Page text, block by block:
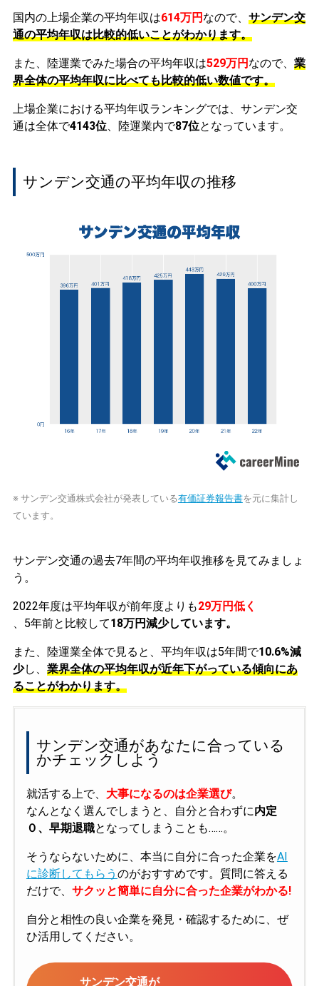
国内の上場企業の平均年収は614万円 なので、 サンデン交
通の平均年収は比較的低いことがわかります。
また、陸運業でみた場合の平均年収は529万円 なので、 業
界全体の平均年収に比べても比較的低い数値です。
上場企業における平均年収ランキングでは、サンデン交
通は全体で4143位、陸運業内で87位となっています。
サンデン交通の平均年収の推移
※ サンデン交通株式会社が発表している有価証券報告書を元に集計し
ています。
サンデン交通の過去7年間の平均年収推移を見てみましょ
う。
2022年度は平均年収が前年度よりも29万円低く
、5年前と比較して18万円減少しています。
また、陸運業全体で見ると、平均年収は5年間で10.6%減
少し、 業界全体の平均年収が近年下がっている傾向にあ
ることがわかります。
サンデン交通があなたに合っている
かチェックしよう
就活する上で、 大事になるのは企業選び。
なんとなく選んでしまうと、自分と合わずに内定
０、早期退職となってしまうことも……。
そうならないために、本当に自分に合った企業をAI
に診断してもらう のがおすすめです。質問に答える
だけで、 サクッと簡単に自分に合った企業がわかる!
自分と相性の良い企業を発見・確認するために、ぜ
ひ活用してください。
サンデン交通が